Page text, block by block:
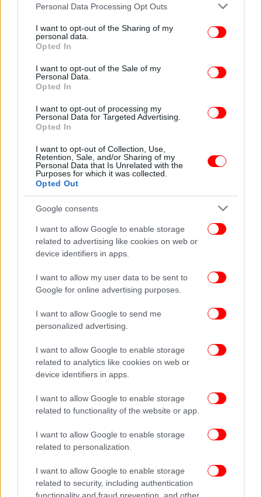
Please note that this website/app uses one or more Google
not limited to your visit or usage behaviour. You may click to
grant or deny consent to Google and its third-party tags to
use your data for below specified purposes in below Google
consent section.
Personal Data Processing Opt Outs
I want to opt-out of the Sharing of my
personal data.
Opted In
I want to opt-out of the Sale of my
Personal Data.
Opted In
I want to opt-out of processing my
Personal Data for Targeted Advertising.
Opted In
I want to opt-out of Collection, Use,
Retention, Sale, and/or Sharing of my
Personal Data that Is Unrelated with the
Purposes for which it was collected.
Opted Out
Google consents
I want to allow Google to enable storage
related to advertising like cookies on web or
device identifiers in apps.
I want to allow my user data to be sent to
Google for online advertising purposes.
I want to allow Google to send me
personalized advertising.
I want to allow Google to enable storage
related to analytics like cookies on web or
device identifiers in apps.
I want to allow Google to enable storage
related to functionality of the website or app.
I want to allow Google to enable storage
related to personalization.
I want to allow Google to enable storage
related to security, including authentication
Ακολουθήστε το στο Google News
και μάθετε
πρώτοι όλες τις ειδήσεις
Δείτε όλες τις τελευταίεςΕιδήσειςαπό την Ελλάδα και τον Κόσμο,
ΔΙΑΒΑΣΤΕ ΠΕΡΙΣΣΟΤΕΡΑ ΛΕΩΦΌΡΟΣ ΣΥΓΓΡΟΎ ΛΗΣΤΕΊΑ